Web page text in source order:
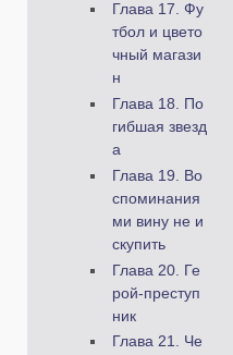
Глава 17. Фу
тбол и цвето
чный магази
н
Глава 18. По
гибшая звезд
а
Глава 19. Во
споминания
ми вину не и
скупить
Глава 20. Ге
рой-преступ
ник
Глава 21. Че